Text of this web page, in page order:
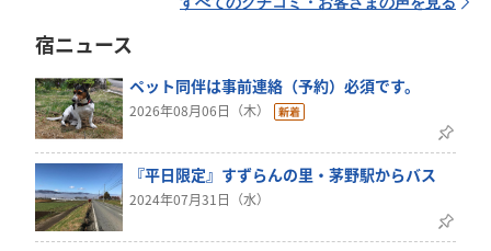
宿ニュース
ペット同伴は事前連絡（予約）必須です。
2026年08月06日（木）
『平日限定』すずらんの里・茅野駅からバス
2024年07月31日（水）